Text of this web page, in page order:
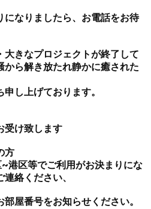
になりましたら、お電話をお待
大きなプロジェクトが終了して
ら解き放たれ静かに癒された
し上げております。
受け致します
方
港区等でご利用がお決まりにな
絡ください、
屋番号をお知らせください。